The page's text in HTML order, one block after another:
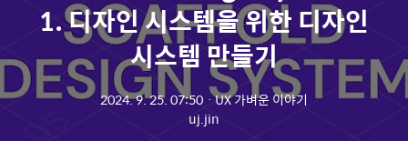
1. 디자인 시스템을 위한 디자인
시스템 만들기
2024. 9. 25. 07:50 ㆍUX 가벼운 이야기
uj.jin